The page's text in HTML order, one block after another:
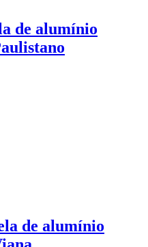
de alumínio
de alumínio